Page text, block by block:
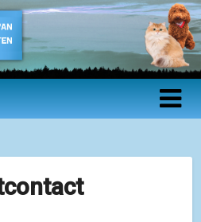
Vakbekwaam
Houder van
Honden en
Katten –